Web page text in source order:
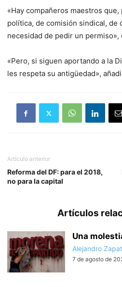
«Hay compañeros maestros
política, de comisión sindical, de
necesidad de pedir un permiso»,
«Pero, si siguen aportando a la
les respeta su antigüedad»,
Artículo anterior
Reforma del DF: para el 2018,
no para la capital
Artículos
Una
Alejandro
7 de agosto de